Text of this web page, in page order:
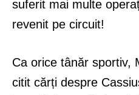
suferit mai multe
revenit pe circuit!
Ca orice tânăr sportiv,
citit cărți despre